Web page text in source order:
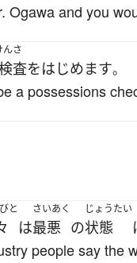
Ogawa and you
んさ
査をはじめます。
a possessions
と
は
さいあく
最悪 の
じょうたい
状態
people say the